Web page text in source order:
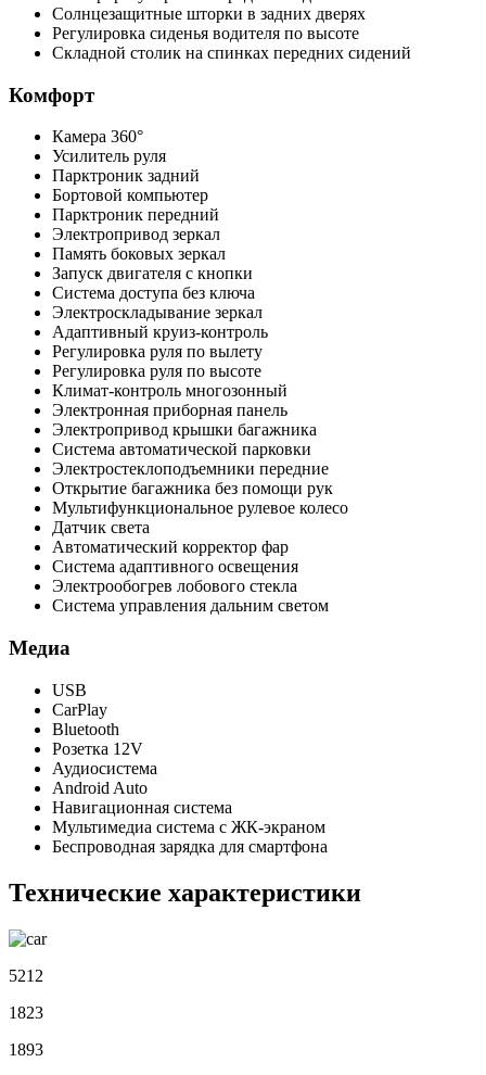
Солнцезащитные шторки в задних дверях
Регулировка сиденья водителя по высоте
Складной столик на спинках передних сидений
Комфорт
Камера 360°
Усилитель руля
Парктроник задний
Бортовой компьютер
Парктроник передний
Электропривод зеркал
Память боковых зеркал
Запуск двигателя с кнопки
Система доступа без ключа
Электроскладывание зеркал
Адаптивный круиз-контроль
Регулировка руля по вылету
Регулировка руля по высоте
Климат-контроль многозонный
Электронная приборная панель
Электропривод крышки багажника
Система автоматической парковки
Электростеклоподъемники передние
Открытие багажника без помощи рук
Мультифункциональное рулевое колесо
Датчик света
Автоматический корректор фар
Система адаптивного освещения
Электрообогрев лобового стекла
Система управления дальним светом
Медиа
USB
CarPlay
Bluetooth
Розетка 12V
Аудиосистема
Android Auto
Навигационная система
Мультимедиа система с ЖК-экраном
Беспроводная зарядка для смартфона
Технические характеристики
5212
1823
1893